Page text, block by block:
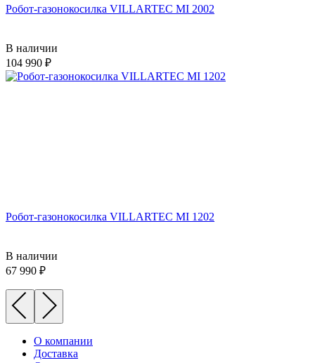
Робот-газонокосилка VILLARTEC MI 2002
В наличии
104 990
Робот-газонокосилка VILLARTEC MI 1202
В наличии
67 990
О компании
Доставка